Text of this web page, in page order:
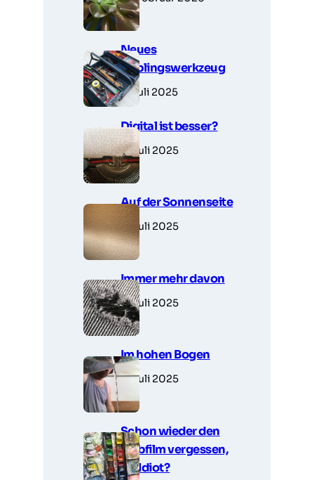
Neues
Lieblingswerkzeug
7. Juli 2025
Digital ist besser?
6. Juli 2025
Auf der Sonnenseite
5. Juli 2025
Immer mehr davon
5. Juli 2025
Im hohen Bogen
3. Juli 2025
Schon wieder den
Farbfilm vergessen,
Du Idiot?